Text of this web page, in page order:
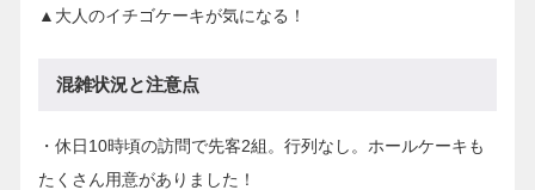
▲大人のイチゴケーキが気になる！
混雑状況と注意点
・休日10時頃の訪問で先客2組。行列なし。ホールケーキも
たくさん用意がありました！